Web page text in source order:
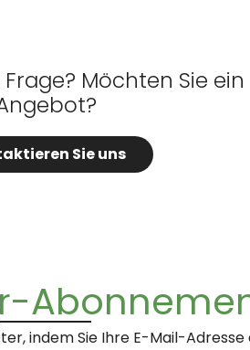
Möchten Sie ein
Sie uns
indem Sie Ihre E-Mail-Adresse